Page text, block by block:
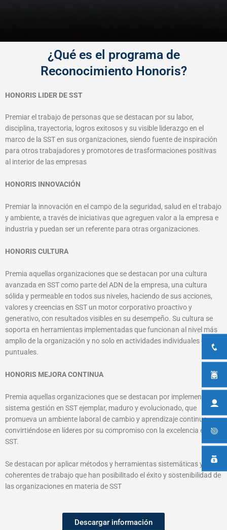
¿Qué es el programa de
Reconocimiento Honoris?
HONORIS LIDER DE SST
Premiar el trabajo de personas que se destacan por su labor,
disciplina, trayectoria, logros exitosos y su visible liderazgo en el
marco de la SST en sus organizaciones, siendo fuente de inspiración
para otros trabajadores y promotores de trasformaciones positivas
al interior de las empresas
HONORIS INNOVACIÓN
Premiar la innovación en el campo de la seguridad, salud en el trabajo
y ambiente, a través de iniciativas que agreguen valor a la empresa e
industria y puedan ser un referente para otras organizaciones.
HONORIS CULTURA
Premia aquellas organizaciones que se destacan por una cultura
avanzada en SST como parte del ADN de la empresa, una cultura
sólida y permeable en todos sus niveles, haciendo de sus acciones,
valores y creencias en SST un motor corporativo proactivo y
generativo, con resultados visibles en su desempeño. Su cultura se
soporta en herramientas implementadas que funcionan al nivel más
amplio de la organización y no solo en actividades individuales o
puntuales.
HONORIS MEJORA CONTINUA
Premia aquellas organizaciones que se destacan por implementar un
sistema gestión en SST ejemplar, maduro y evolucionado, que
promueva un ambiente laboral de cambio y aprendizaje continuo,
convirtiéndose en líderes por su compromiso con la excelencia en
SST.
Se destacan por aplicar métodos y herramientas sistemáticas y
coherentes de trabajo que han posibilitado el éxito y sostenibilidad de
las organizaciones en materia de SST
Descargar información